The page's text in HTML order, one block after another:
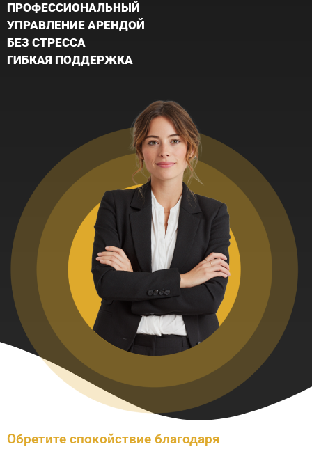
ПРОФЕССИОНАЛЬНЫЙ
УПРАВЛЕНИЕ АРЕНДОЙ
БЕЗ СТРЕССА
ГИБКАЯ ПОДДЕРЖКА
Обретите спокойствие благодаря